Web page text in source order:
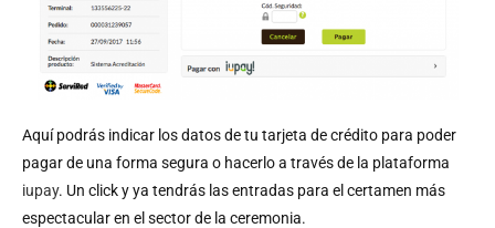
Aquí podrás indicar los datos de tu tarjeta de crédito para poder
pagar de una forma segura o hacerlo a través de la plataforma
iupay. Un click y ya tendrás las entradas para el certamen más
espectacular en el sector de la ceremonia.